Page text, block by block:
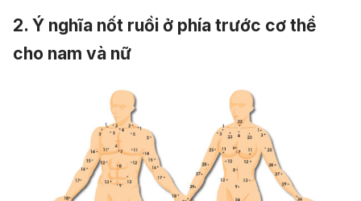
2. Ý nghĩa nốt ruồi ở phía trước cơ thể
cho nam và nữ